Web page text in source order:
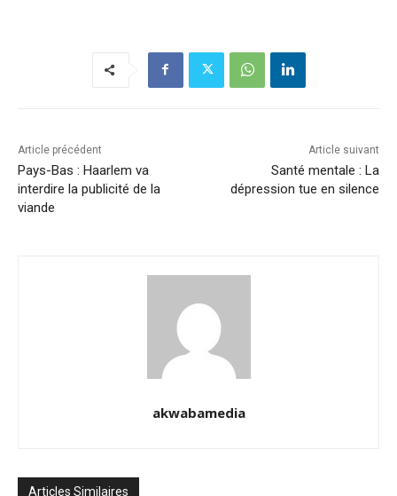
Article précédent
Pays-Bas : Haarlem va
interdire la publicité de la
viande
Article suivant
Santé mentale : La
dépression tue en silence
akwabamedia
Articles Similaires